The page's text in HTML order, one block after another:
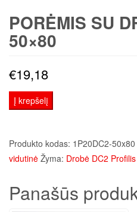
PORĖMIS SU
50×80
€19,18
Į krepšelį
Produkto kodas: 1P20DC2-50x80
vidutinė Žyma: Drobė DC2
Panašūs